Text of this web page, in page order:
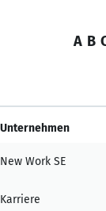
A B
Unternehmen
New Work SE
Karriere